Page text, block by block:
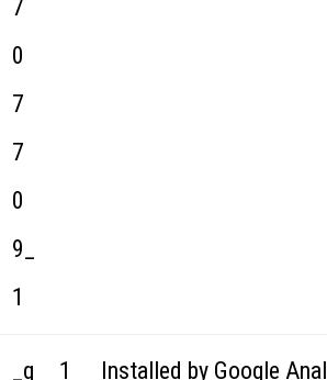
7
0
7
7
0
9_
1
_g
1
Installed by Google